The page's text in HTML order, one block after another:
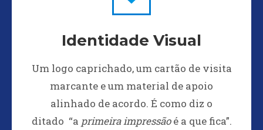
Identidade Visual
Um logo caprichado, um cartão de visita
marcante e um material de apoio
alinhado de acordo. É como diz o
ditado “a primeira impressãoé a que fica”.